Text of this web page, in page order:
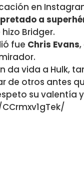
en
a
Bridger.
fue Chris Evans
da vida a Hulk,
de otros antes
su valentía